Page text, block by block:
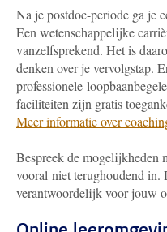
Na je postdoc-periode ga je
Een wetenschappelijke
vanzelfsprekend. Het is
denken over je vervolgstap.
professionele
faciliteiten zijn gratis
Meer informatie over
Bespreek de mogelijkheden
vooral niet terughoudend
verantwoordelijk voor jouw